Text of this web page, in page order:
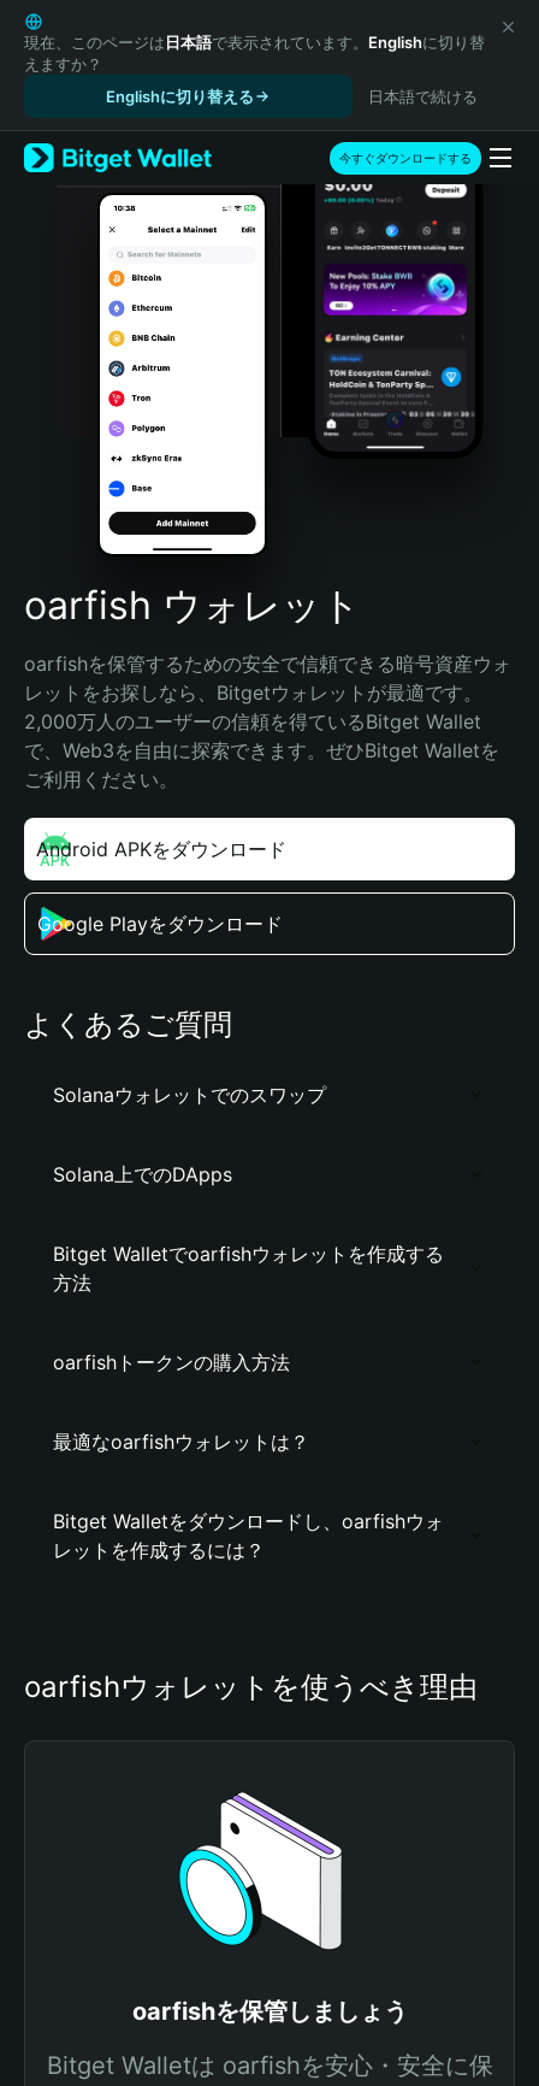
English
日本語
Tiếng Việt
Español (Latinoamérica)
Türkçe
Italiano
Português (Portugal)
Bahasa Indonesia
Português (Brasil)
Español (Argentina)
現在、このページは日本語で表示されています。 Englishに切り替
えますか？
Englishに切り替える
日本語で続ける
今すぐダウンロードする
oarfish ウォレット
oarfishを保管するための安全で信頼できる暗号資産ウォ
レットをお探しなら、Bitgetウォレットが最適です。
2,000万人のユーザーの信頼を得ているBitget Wallet
で、Web3を自由に探索できます。ぜひBitget Walletを
ご利用ください。
Android APKをダウンロード
Google Playをダウンロード
よくあるご質問
Solanaウォレットでのスワップ
Solana上でのDApps
Bitget Walletでoarfishウォレットを作成する
方法
oarfishトークンの購入方法
最適なoarfishウォレットは？
Bitget Walletをダウンロードし、oarfishウォ
レットを作成するには？
oarfishウォレットを使うべき理由
oarfishを保管しましょう
Bitget Walletは oarfishを安心・安全に保